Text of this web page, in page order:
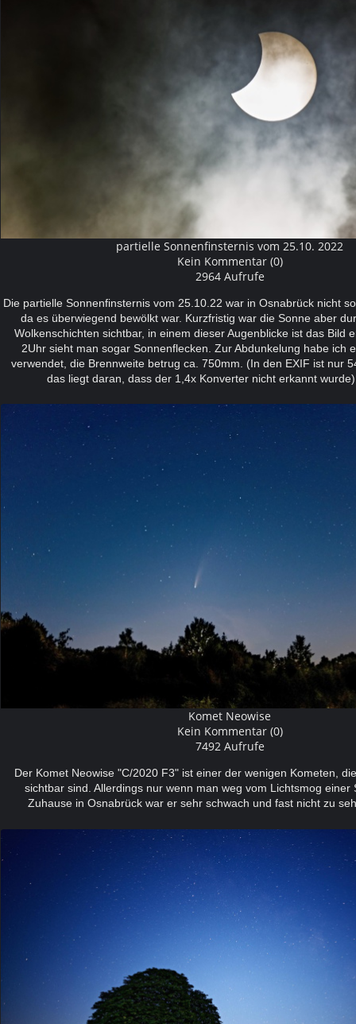
partielle Sonnenfinsternis vom 25.10. 2022
Kein Kommentar (0)
2964 Aufrufe
Die partielle Sonnenfinsternis vom 25.10.22 war in Osnabrück nicht
da es überwiegend bewölkt war. Kurzfristig war die Sonne aber
Wolkenschichten sichtbar, in einem dieser Augenblicke ist das Bild
2Uhr sieht man sogar Sonnenflecken. Zur Abdunkelung habe ich
verwendet, die Brennweite betrug ca. 750mm. (In den EXIF ist nur
das liegt daran, dass der 1,4x Konverter nicht erkannt
Komet Neowise
Kein Kommentar (0)
7492 Aufrufe
Der Komet Neowise "C/2020 F3" ist einer der wenigen Kometen,
sichtbar sind. Allerdings nur wenn man weg vom Lichtsmog einer
Zuhause in Osnabrück war er sehr schwach und fast nicht zu